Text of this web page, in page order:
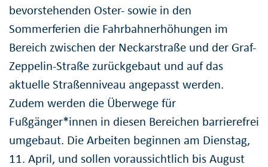
bevorstehenden Oster- sowie in den
Sommerferien die Fahrbahnerhöhungen im
Bereich zwischen der Neckarstraße und der Graf-
Zeppelin-Straße zurückgebaut und auf das
aktuelle Straßenniveau angepasst werden.
Zudem werden die Überwege für
Fußgänger*innen in diesen Bereichen barrierefrei
umgebaut. Die Arbeiten beginnen am Dienstag,
11. April, und sollen voraussichtlich bis August